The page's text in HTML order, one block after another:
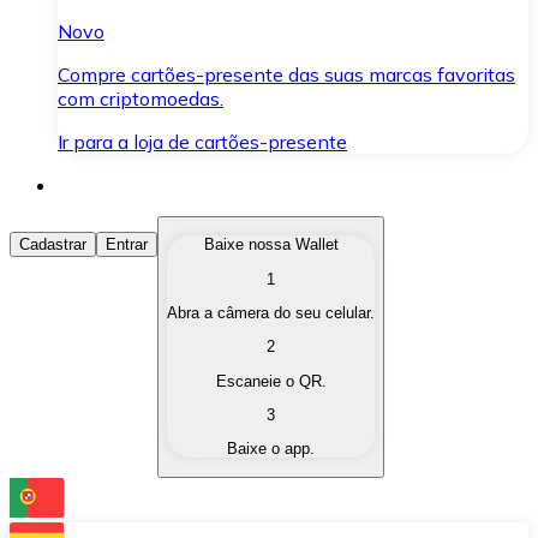
Novo
Compre cartões-presente das suas marcas favoritas
com criptomoedas.
Ir para a loja de cartões-presente
Comprar Criptomoedas
Compre as criptomoedas de seu interesse de forma
Converta suas criptomoedas em moeda fiduciária
Troque uma criptomoeda por outra
Cadastrar Entrar
Baixe nossa Wallet
1
Abra a câmera do seu celular.
2
Escaneie o QR.
3
Baixe o app.